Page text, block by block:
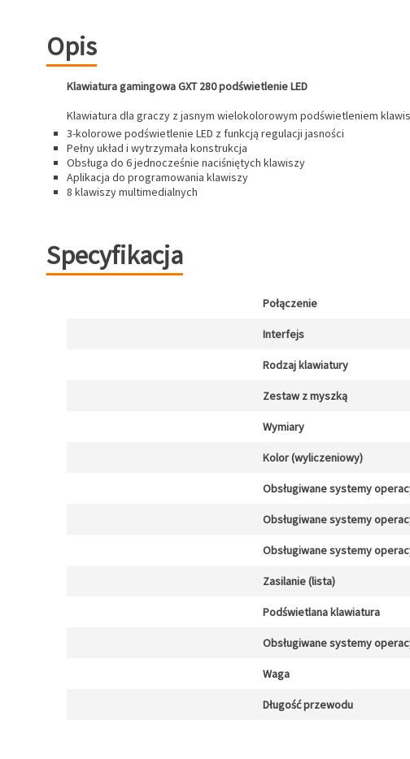
Opis
Klawiatura gamingowa GXT 280 podświetlenie LED
Klawiatura dla graczy z jasnym wielokolorowym podświetleniem
3-kolorowe podświetlenie LED z funkcją regulacji jasności
Pełny układ i wytrzymała konstrukcja
Obsługa do 6 jednocześnie naciśniętych klawiszy
Aplikacja do programowania klawiszy
8 klawiszy multimedialnych
Specyfikacja
Połączenie
Interfejs
Rodzaj klawiatury
Zestaw z myszką
Wymiary
Kolor (wyliczeniowy)
Obsługiwane systemy
Obsługiwane systemy
Obsługiwane systemy
Zasilanie (lista)
Podświetlana klawiatura
Obsługiwane systemy
Waga
Długość przewodu